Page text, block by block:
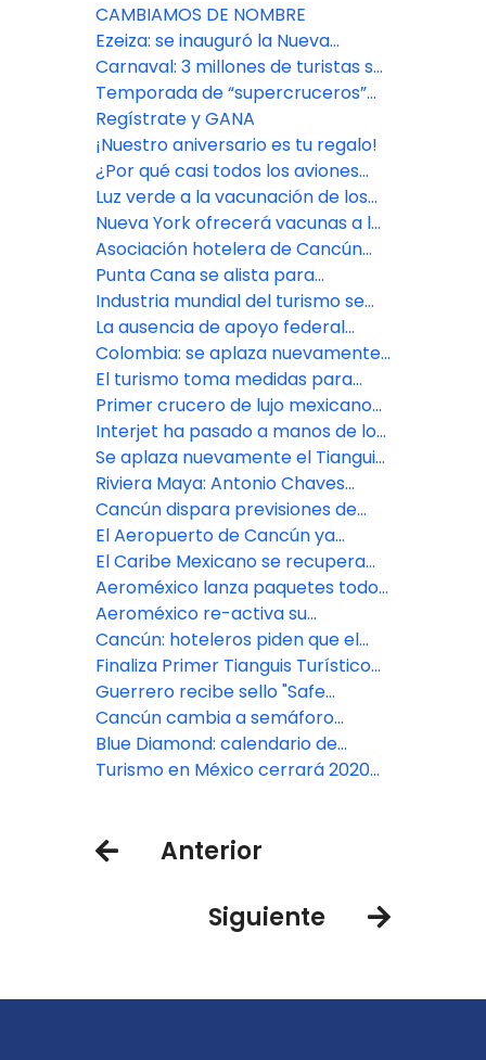
CAMBIAMOS DE NOMBRE
Ezeiza: se inauguró la Nueva
Terminal de Partidas
Carnaval: 3 millones de turistas se
movilizaron en el fin de semana
largo
Temporada de “supercruceros”
en la Ciudad de Buenos Aires
Regístrate y GANA
¡Nuestro aniversario es tu regalo!
¿Por qué casi todos los aviones
son blancos?
Luz verde a la vacunación de los
trabajadores turísticos de Cancún
Nueva York ofrecerá vacunas a los
visitantes de sus espacios
turísticos
Asociación hotelera de Cancún
comienza a ver reservaciones
anticipadas
Punta Cana se alista para
reimpulsar el turismo de reuniones
dominicano
Industria mundial del turismo se
reúne en México para impulsar
recuperación
La ausencia de apoyo federal
aceleró la reapertura del turismo
en México
Colombia: se aplaza nuevamente
la Vitrina de Anato
El turismo toma medidas para
reabrir
Primer crucero de lujo mexicano
zarpará con un año de retraso
Interjet ha pasado a manos de los
empresarios Alejandro del Valle y
Carlos Cabal Peniche
Se aplaza nuevamente el Tianguis
Turístico 2021
Riviera Maya: Antonio Chaves
presidirá a los hoteleros
Cancún dispara previsiones de
ocupación al 100% para Navidad
El Aeropuerto de Cancún ya
supera en tráfico al de CDMX
El Caribe Mexicano se recupera
por encima de lo esperado
Aeroméxico lanza paquetes todo
incluido con grandes hoteleras
Aeroméxico re-activa su
operación en Acapulco
Cancún: hoteleros piden que el
turismo sea “prioridad nacional”
Finaliza Primer Tianguis Turístico
Digital con ventas millonarias
Guerrero recibe sello "Safe
Travels" del WTTC en calidad y
confianza sanitaria
Cancún cambia a semáforo
epidemiológico amarillo
Blue Diamond: calendario de
apertura de sus resorts en el
Turismo en México cerrará 2020
Anterior
Siguiente